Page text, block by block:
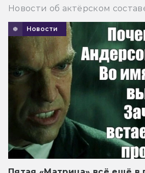
Новости об актёрском
Новости